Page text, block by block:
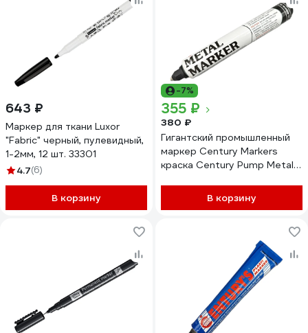
643 ₽
Маркер для ткани Luxor
"Fabric" черный, пулевидный,
1-2мм, 12 шт. 33301
4.7(6)
В корзину
-7%
355 ₽
380 ₽
Гигантский промышленный
маркер Century Markers
краска Century Pump Metal
В корзину